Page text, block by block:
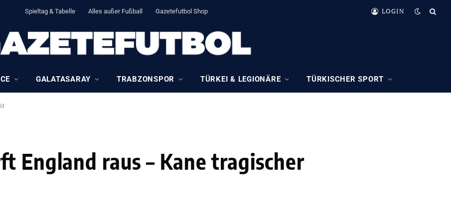
Spieltag & Tabelle Alles außer Fußball Gazetefutbol Shop LOGIN
GALATASARAY TRABZONSPOR TÜRKEI & LEGIONÄRE TÜRKISCHER SPORT
England raus – Kane tragischer